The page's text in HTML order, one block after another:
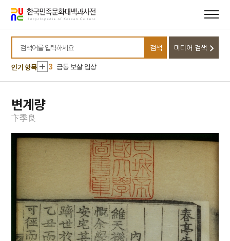
바로가기
바로가기
검색어를 입력하세요
검색 미디어 검색
인기 항목
10 대관전
1 상해대한인거류민단
2 격구도
3 금동 보살 입상
4 김개남
8
고사촬요
상해대한인거류민단
2 격구도
3 금동 보살 입상
4 김개남
변계량
卞季良